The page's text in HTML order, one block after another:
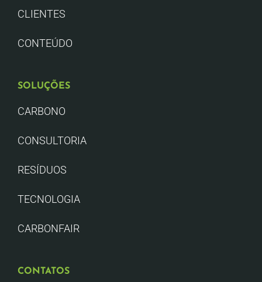
CLIENTES
CONTEÚDO
SOLUÇÕES
CARBONO
CONSULTORIA
RESÍDUOS
TECNOLOGIA
CARBONFAIR
CONTATOS